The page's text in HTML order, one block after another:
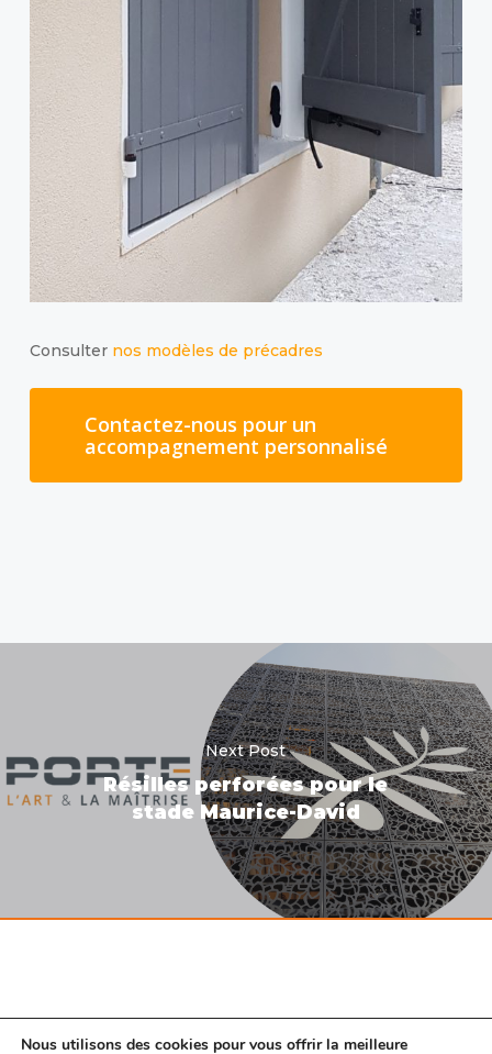
Consulter nos modèles de précadres
Contactez-nous pour un
accompagnement personnalisé
Next Post
Résilles perforées pour le
stade Maurice-David
Nous utilisons des cookies pour vous offrir la meilleure